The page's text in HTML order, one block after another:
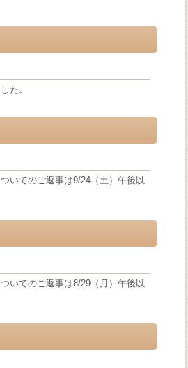
た。
いてのご返事は9/24（土）午後以
いてのご返事は8/29（月）午後以